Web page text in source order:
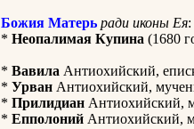
Божия Матерь ради иконы Ея:
* Неопалимая Купина (1680
* Вавила Антиохийский,
* Урван Антиохийский,
* Прилидиан Антиохийский,
* Епполоний Антиохийский,